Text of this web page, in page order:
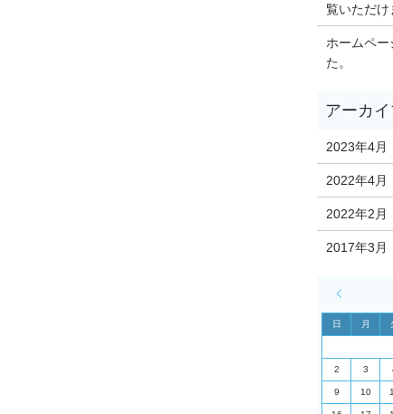
覧いただけ
ホームペー
た。
2023年4月
2022年4月
2022年2月
2017年3月
日 月
2 3
9 10